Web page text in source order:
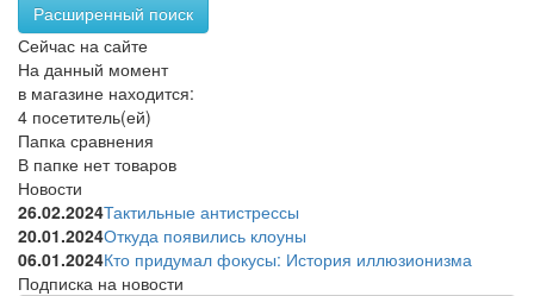
Расширенный поиск
Сейчас на сайте
На данный момент
в магазине находится:
4 посетитель(ей)
Папка сравнения
В папке нет товаров
Новости
26.02.2024Тактильные антистрессы
20.01.2024Откуда появились клоуны
06.01.2024Кто придумал фокусы: История иллюзионизма
Подписка на новости